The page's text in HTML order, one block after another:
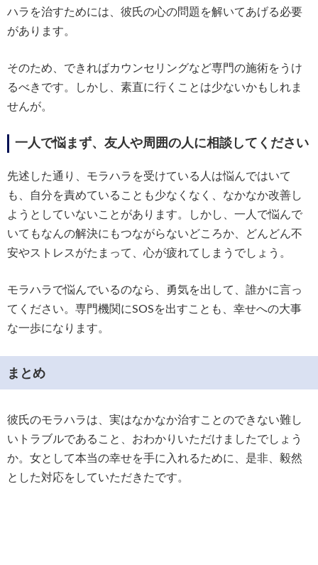
ハラを治すためには、彼氏の心の問題を解いてあげる必要
があります。
そのため、できればカウンセリングなど専門の施術をうけ
るべきです。しかし、素直に行くことは少ないかもしれま
せんが。
一人で悩まず、友人や周囲の人に相談してください
先述した通り、モラハラを受けている人は悩んではいて
も、自分を責めていることも少なくなく、なかなか改善し
ようとしていないことがあります。しかし、一人で悩んで
いてもなんの解決にもつながらないどころか、どんどん不
安やストレスがたまって、心が疲れてしまうでしょう。
モラハラで悩んでいるのなら、勇気を出して、誰かに言っ
てください。専門機関にSOSを出すことも、幸せへの大事
な一歩になります。
まとめ
彼氏のモラハラは、実はなかなか治すことのできない難し
いトラブルであること、おわかりいただけましたでしょう
か。女として本当の幸せを手に入れるために、是非、毅然
とした対応をしていただきたです。